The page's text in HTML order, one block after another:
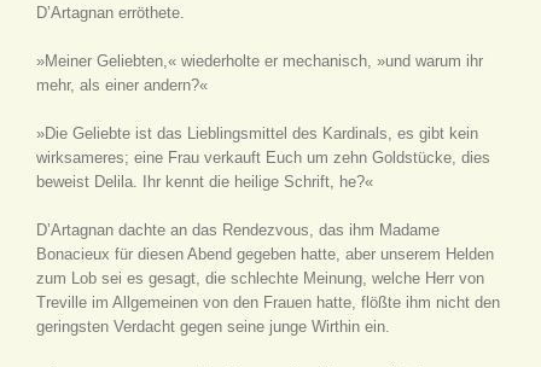
D’Artagnan erröthete.
»Meiner Geliebten,« wiederholte er mechanisch, »und warum ihr
mehr, als einer andern?«
»Die Geliebte ist das Lieblingsmittel des Kardinals, es gibt kein
wirksameres; eine Frau verkauft Euch um zehn Goldstücke, dies
beweist Delila. Ihr kennt die heilige Schrift, he?«
D’Artagnan dachte an das Rendezvous, das ihm Madame
Bonacieux für diesen Abend gegeben hatte, aber unserem Helden
zum Lob sei es gesagt, die schlechte Meinung, welche Herr von
Treville im Allgemeinen von den Frauen hatte, flößte ihm nicht den
geringsten Verdacht gegen seine junge Wirthin ein.